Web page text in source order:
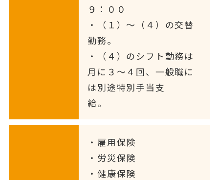
９：００
・（１）～（４）の交替
勤務。
・（４）のシフト勤務は
月に３～４回、一般職に
は別途特別手当支
給。
・雇用保険
・労災保険
・健康保険